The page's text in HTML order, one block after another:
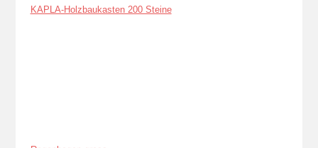
KAPLA-Holzbaukasten 200 Steine